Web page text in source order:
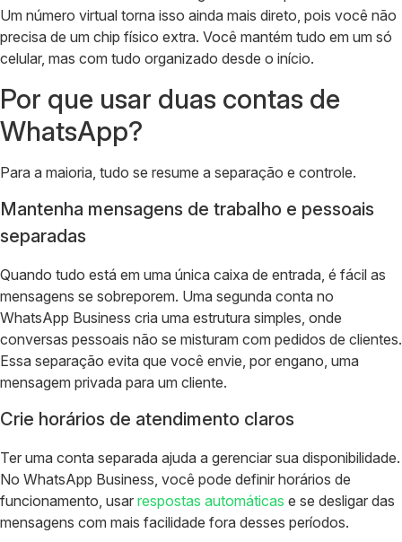
Um número virtual torna isso ainda mais direto, pois você não
precisa de um chip físico extra. Você mantém tudo em um só
celular, mas com tudo organizado desde o início.
Por que usar duas contas de
WhatsApp?
Para a maioria, tudo se resume a separação e controle.
Mantenha mensagens de trabalho e pessoais
separadas
Quando tudo está em uma única caixa de entrada, é fácil as
mensagens se sobreporem. Uma segunda conta no
WhatsApp Business cria uma estrutura simples, onde
conversas pessoais não se misturam com pedidos de clientes.
Essa separação evita que você envie, por engano, uma
mensagem privada para um cliente.
Crie horários de atendimento claros
Ter uma conta separada ajuda a gerenciar sua disponibilidade.
No WhatsApp Business, você pode definir horários de
funcionamento, usar respostas automáticas e se desligar das
mensagens com mais facilidade fora desses períodos.